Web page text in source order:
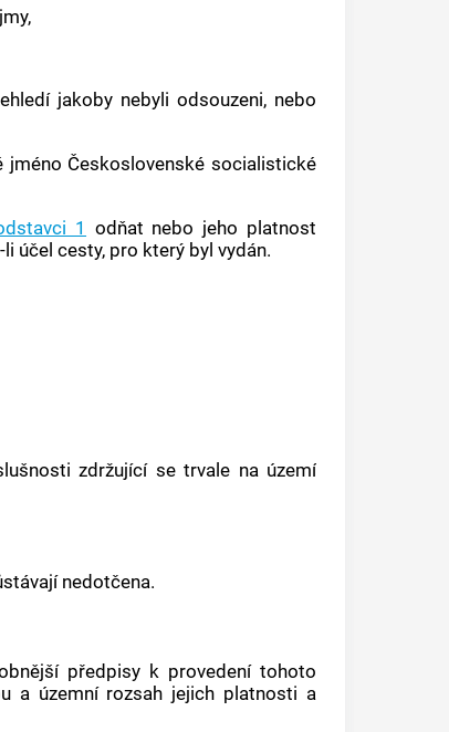
jakoby nebyli odsouzeni, nebo
Československé socialistické
1 odňat nebo jeho platnost
účel cesty, pro který byl vydán.
zdržující se trvale na území
nedotčena.
předpisy k provedení tohoto
a územní rozsah jejich platnosti a